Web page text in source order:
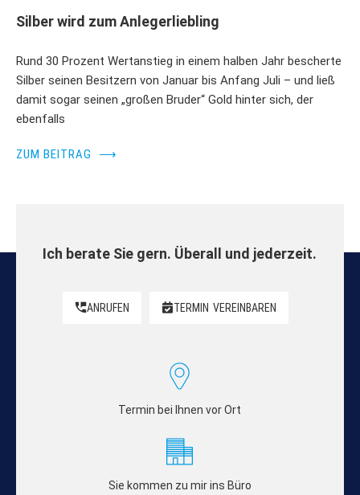
Silber wird zum Anlegerliebling
Rund 30 Prozent Wertanstieg in einem halben Jahr bescherte
Silber seinen Besitzern von Januar bis Anfang Juli – und ließ
damit sogar seinen „großen Bruder“ Gold hinter sich, der
ebenfalls
ZUM BEITRAG ⟶
Ich berate Sie gern. Überall und jederzeit.
ANRUFEN TERMIN VEREINBAREN
Termin bei Ihnen vor Ort
Sie kommen zu mir ins Büro